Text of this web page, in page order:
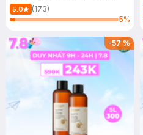
150ml
5.0
(173)
5%
-57%